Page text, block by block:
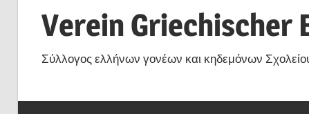
Verein Griechischer
Σύλλογος ελλήνων γονέων και κηδεμόνων